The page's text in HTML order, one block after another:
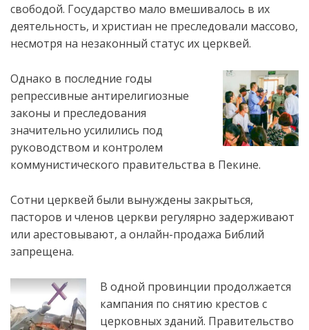
свободой. Государство мало вмешивалось в их
деятельность, и христиан не преследовали массово,
несмотря на незаконный статус их церквей.
Однако в последние годы
репрессивные антирелигиозные
законы и преследования
значительно усилились под
руководством и контролем
коммунистического правительства в Пекине.
Сотни церквей были вынуждены закрыться,
пасторов и членов церкви регулярно задерживают
или арестовывают, а онлайн-продажа Библий
запрещена.
В одной провинции продолжается
кампания по снятию крестов с
церковных зданий. Правительство